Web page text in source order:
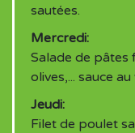
sautées.
Mercredi:
Salade de pâtes
olives,... sauce
Jeudi:
Filet de poulet